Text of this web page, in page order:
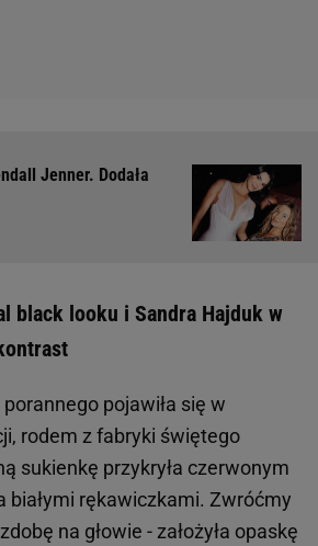
Jenner. Dodała
black looku i Sandra Hajduk w
pojawiła się w
rodem z fabryki świętego
sukienkę przykryła czerwonym
białymi rękawiczkami. Zwróćmy
na głowie - założyła opaskę